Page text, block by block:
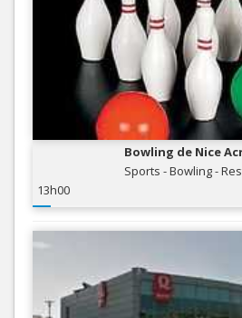
Bowling de Nice
Sports - Bowling -
13h00